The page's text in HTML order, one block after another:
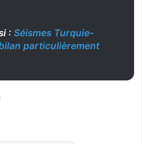
: Séismes Turquie-
particulièrement